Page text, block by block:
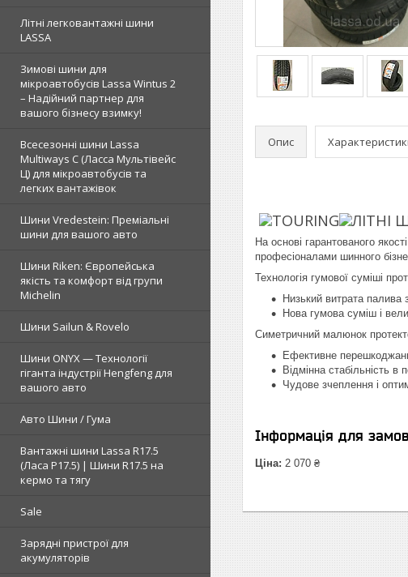
Літні легковантажні шини
LASSA
Зимові шини для
мікроавтобусів Lassa Wintus 2
– Надійний партнер для
вашого бізнесу взимку!
Всесезонні шини Lassa
Multiways C (Ласса Мультівейс
Ц) для мікроавтобусів та
легких вантажівок
Шини Vredestein: Преміальні
шини для вашого авто
Шини Riken: Європейська
якість та комфорт від групи
Michelin
Шини Sailun & Rovelo
Шини ONYX — Технології
гіганта індустрії Hengfeng для
вашого авто
Авто Шини / Гума
Вантажні шини Lassa R17.5
(Ласа Р17.5) | Шини R17.5 на
кермо та тягу
Sale
Зарядні пристрої для
акумуляторів
Опис
TOURING ЛІТНІ
На основі гарантованого
професіоналами шинного
Технологія гумової суміші
Низький витрата
Нова гумова суміш і
Симетричний малюнок
Ефективне
Відмінна стабільність в
Чудове зчеплення і
Інформація для
Ціна: 2 070 ₴